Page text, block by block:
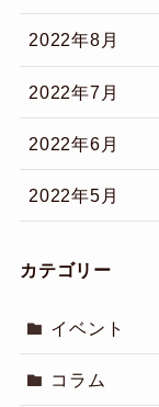
2022年8月
2022年7月
2022年6月
2022年5月
カテゴリー
イベント
コラム